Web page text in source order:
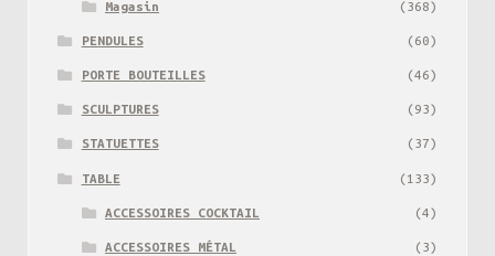
Magasin (368)
PENDULES (60)
PORTE BOUTEILLES (46)
SCULPTURES (93)
STATUETTES (37)
TABLE (133)
ACCESSOIRES COCKTAIL (4)
ACCESSOIRES MÉTAL (3)